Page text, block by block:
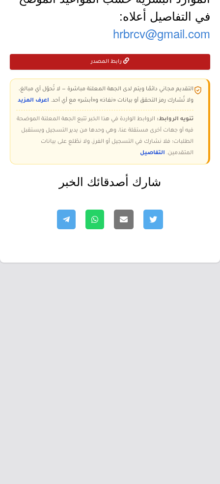
في التفاصيل أعلاه:
hrbrcv@gmail.com
رابط المصدر
التقديم مجاني دائمًا ويتم لدى الجهة المعلنة مباشرة — لا تُحوّل أي مبالغ،
ولا تُشارك رمز التحقق أو بيانات «نفاذ» و«أبشر» مع أي أحد. اعرف المزيد
تنويه الروابط: الروابط الواردة في هذا الخبر تتبع الجهة المعلنة الموضحة
فيه أو جهات أخرى مستقلة عنا، وهي وحدها من يدير التسجيل ويستقبل
الطلبات؛ فلا نشارك في التسجيل أو الفرز، ولا نطّلع على بيانات
المتقدمين. التفاصيل
شارك أصدقائك الخبر